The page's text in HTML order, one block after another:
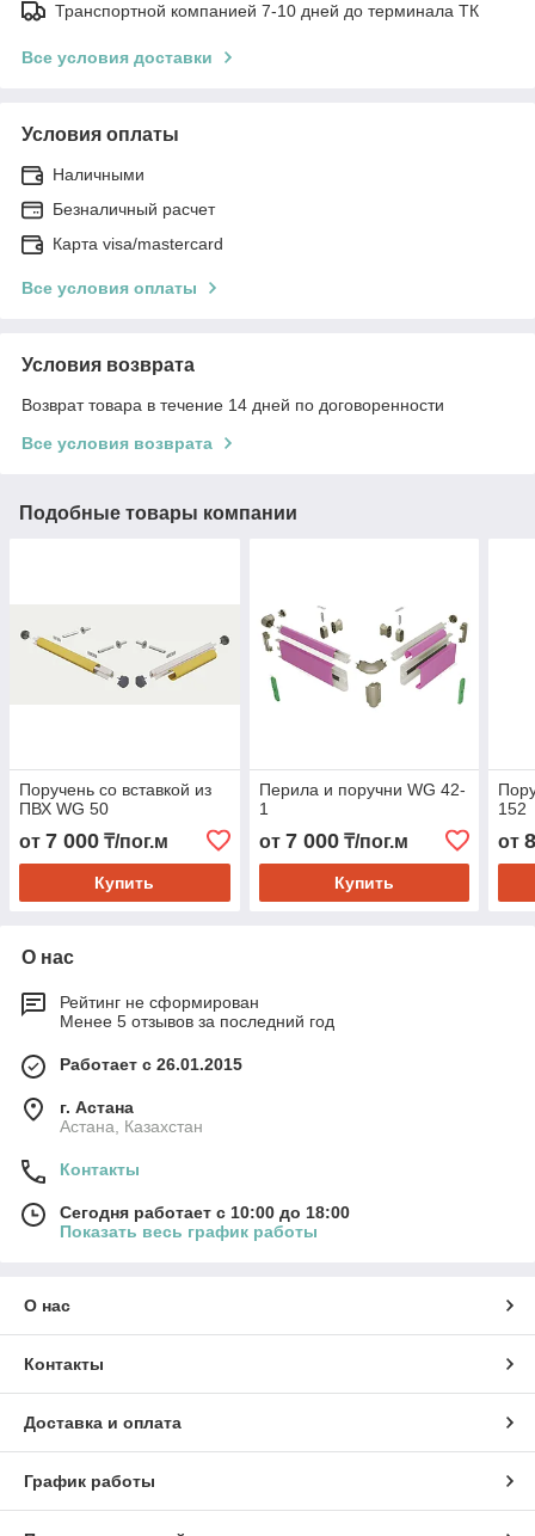
Транспортной компанией 7-10 дней до терминала ТК
Все условия доставки
Условия оплаты
Наличными
Безналичный расчет
Карта visa/mastercard
Все условия оплаты
Условия возврата
Возврат товара в течение 14 дней по договоренности
Все условия возврата
Подобные товары компании
Поручень со вставкой из
ПВХ WG 50
от 7 000 ₸/пог.м
Купить
Перила и поручни WG 42-
1
от 7 000₸/пог.м
Купить
152
от
О нас
Рейтинг не сформирован
Менее 5 отзывов за последний год
Работает с 26.01.2015
г. Астана
Астана, Казахстан
Контакты
Сегодня работает с 10:00 до 18:00
Показать весь график работы
О нас
Контакты
Доставка и оплата
График работы